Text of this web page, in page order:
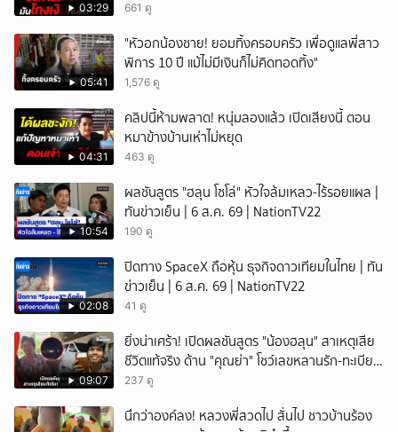
03:29 661 ดู
05:41
"หัวอกน้องชาย! ยอมทิ้งครอบครัว เพื่อดูแลพี่สาว
พิการ 10 ปี แม้ไม่มีเงินก็ไม่คิดทอดทิ้ง"
1,576 ดู
04:31
คลิปนี้ห้ามพลาด! หนุ่มลองแล้ว เปิดเสียงนี้ ตอน
หมาข้างบ้านเห่าไม่หยุด
463 ดู
10:54
ผลชันสูตร "ฮลุน โซโล่" หัวใจล้มเหลว-ไร้รอยแผล |
ทันข่าวเย็น | 6 ส.ค. 69 | NationTV22
190 ดู
02:08
ปิดทาง SpaceX ถือหุ้น ธุจกิจดาวเทียมในไทย | ทัน
ข่าวเย็น | 6 ส.ค. 69 | NationTV22
41 ดู
09:07
ยิ่งน่าเศร้า! เปิดผลชันสูตร "น้องฮลุน" สาเหตุเสีย
ชีวิตแท้จริง ด้าน "คุณย่า" โชว์เลขหลานรัก-ทะเบียน
รถเคลื่อนร่าง!
237 ดู
นึกว่าองค์ลง! หลวงพี่สวดไป สั่นไป ชาวบ้านร้อง